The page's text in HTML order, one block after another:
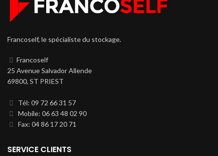
Francoself, le spécialiste du stockage.
Francoself
25 Avenue Salvador Allende
69800, ST PRIEST
Tél: 09 72 66 31 57
Mobile: 06 63 48 02 90
Fax: 04 86 17 20 71
SERVICE CLIENTS